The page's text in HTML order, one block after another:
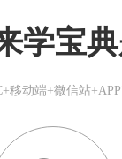
学宝
移动端+微信站